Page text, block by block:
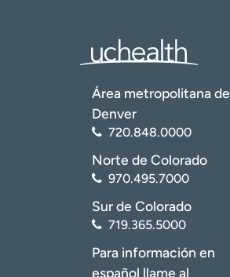
Área metropolitana de
Denver
720.848.0000
Norte de Colorado
970.495.7000
Sur de Colorado
719.365.5000
Para información en
español llame al